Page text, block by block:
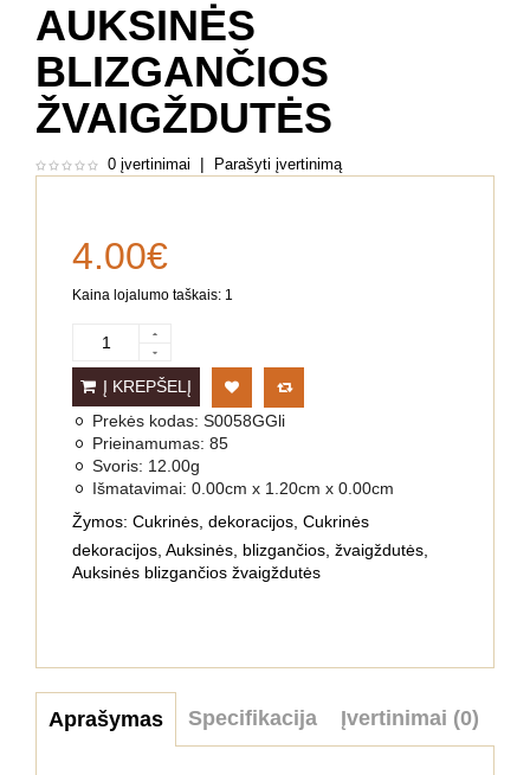
AUKSINĖS
BLIZGANČIOS
ŽVAIGŽDUTĖS
0 įvertinimai | Parašyti įvertinimą
4.00€
Kaina lojalumo taškais: 1
Į KREPŠELĮ
Prekės kodas: S0058GGli
Prieinamumas: 85
Svoris: 12.00g
Išmatavimai: 0.00cm x 1.20cm x 0.00cm
Žymos: Cukrinės dekoracijos Cukrinės
dekoracijos Auksinės blizgančios žvaigždutės
Auksinės blizgančios žvaigždutės
Aprašymas Specifikacija Įvertinimai (0)